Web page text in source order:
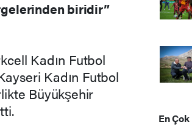
biridir”
Kadın Futbol
Kadın Futbol
Büyükşehir
En